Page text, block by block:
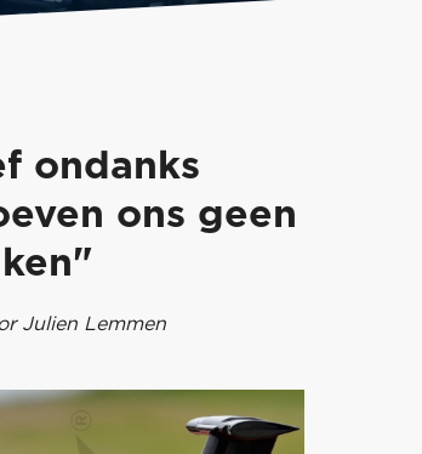
ondanks
ons geen
Julien Lemmen